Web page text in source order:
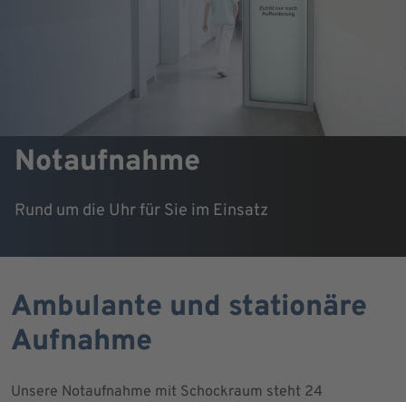
Notaufnahme
Rund um die Uhr für Sie im Einsatz
Ambulante und stationäre
Aufnahme
Unsere Notaufnahme mit Schockraum steht 24